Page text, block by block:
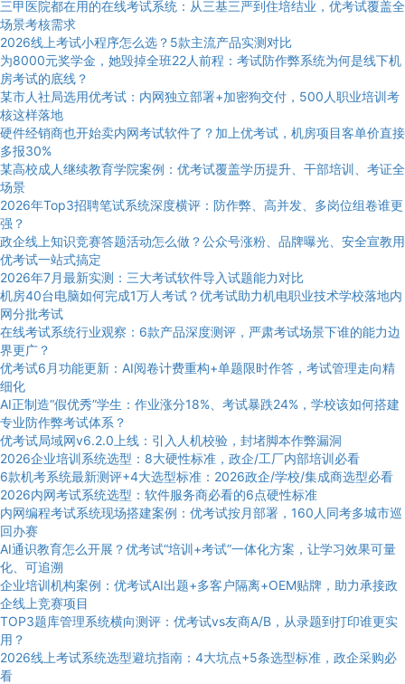
三甲医院都在用的在线考试系统：从三基三严到住培结业，优考试覆盖全
场景考核需求
2026线上考试小程序怎么选？5款主流产品实测对比
为8000元奖学金，她毁掉全班22人前程：考试防作弊系统为何是线下机
房考试的底线？
某市人社局选用优考试：内网独立部署+加密狗交付，500人职业培训考
核这样落地
硬件经销商也开始卖内网考试软件了？加上优考试，机房项目客单价直接
多报30%
某高校成人继续教育学院案例：优考试覆盖学历提升、干部培训、考证全
场景
2026年Top3招聘笔试系统深度横评：防作弊、高并发、多岗位组卷谁更
强？
政企线上知识竞赛答题活动怎么做？公众号涨粉、品牌曝光、安全宣教用
优考试一站式搞定
2026年7月最新实测：三大考试软件导入试题能力对比
机房40台电脑如何完成1万人考试？优考试助力机电职业技术学校落地内
网分批考试
在线考试系统行业观察：6款产品深度测评，严肃考试场景下谁的能力边
界更广？
优考试6月功能更新：AI阅卷计费重构+单题限时作答，考试管理走向精
细化
AI正制造“假优秀”学生：作业涨分18%、考试暴跌24%，学校该如何搭建
专业防作弊考试体系？
优考试局域网v6.2.0上线：引入人机校验，封堵脚本作弊漏洞
2026企业培训系统选型：8大硬性标准，政企/工厂内部培训必看
6款机考系统最新测评+4大选型标准：2026政企/学校/集成商选型必看
2026内网考试系统选型：软件服务商必看的6点硬性标准
内网编程考试系统现场搭建案例：优考试按月部署，160人同考多城市巡
回办赛
AI通识教育怎么开展？优考试“培训+考试”一体化方案，让学习效果可量
化、可追溯
企业培训机构案例：优考试AI出题+多客户隔离+OEM贴牌，助力承接政
企线上竞赛项目
TOP3题库管理系统横向测评：优考试vs友商A/B，从录题到打印谁更实
用？
2026线上考试系统选型避坑指南：4大坑点+5条选型标准，政企采购必
看